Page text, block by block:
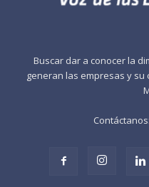
Buscar dar a conocer la
generan las empresas y
Contáctanos: